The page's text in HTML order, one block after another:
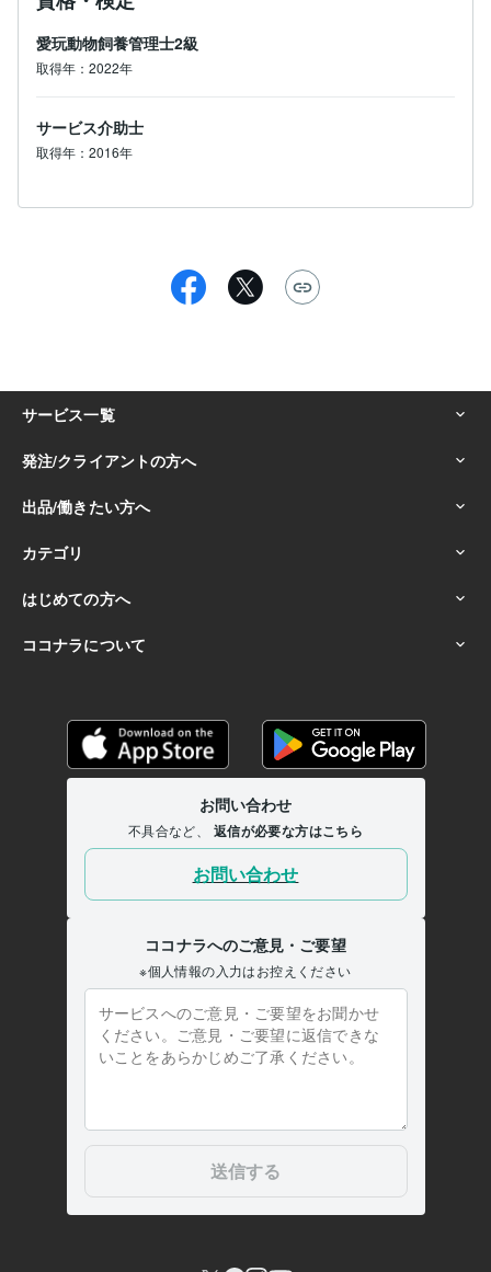
愛玩動物飼養管理士2級
取得年：2022年
サービス介助士
取得年：2016年